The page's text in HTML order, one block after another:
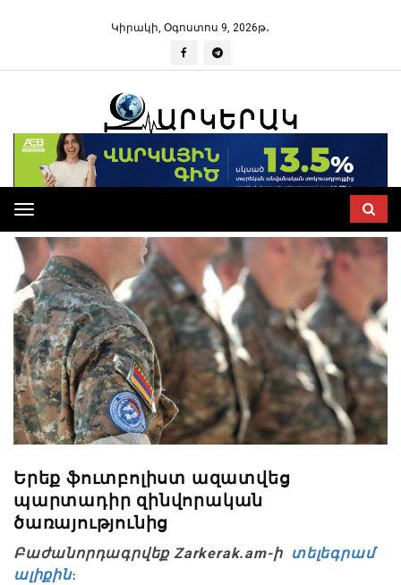
Կիրակի, Օգոստոս 9, 2026թ․
Toggle
navigation
Երեք ֆուտբոլիստ ազատվեց
պարտադիր զինվորական
ծառայությունից
Բաժանորդագրվեք Zarkerak.am-ի տելեգրամ
ալիքին։